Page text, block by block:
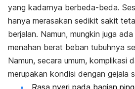
yang kadarnya berbeda-beda.
hanya merasakan sedikit sakit
berjalan. Namun, mungkin juga
menahan berat beban tubuhnya
Namun, secara umum, komplikasi
merupakan kondisi dengan gejala